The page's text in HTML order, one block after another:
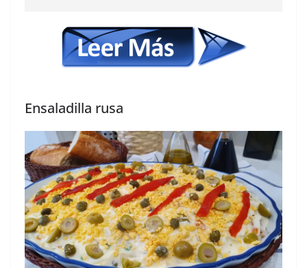
Ensaladilla rusa